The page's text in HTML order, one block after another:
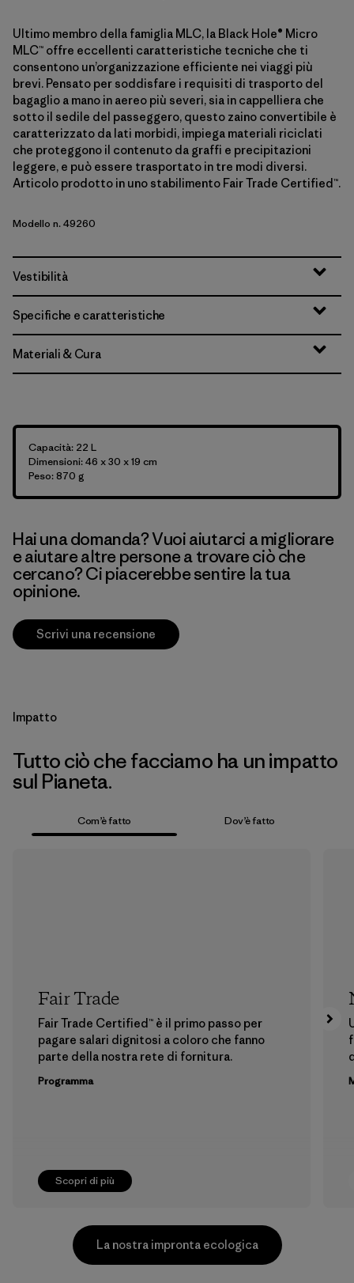
Ultimo membro della famiglia MLC, la Black Hole® Micro
MLC™ offre eccellenti caratteristiche tecniche che ti
consentono un’organizzazione efficiente nei viaggi più
brevi. Pensato per soddisfare i requisiti di trasporto del
bagaglio a mano in aereo più severi, sia in cappelliera che
sotto il sedile del passeggero, questo zaino convertibile è
caratterizzato da lati morbidi, impiega materiali riciclati
che proteggono il contenuto da graffi e precipitazioni
leggere, e può essere trasportato in tre modi diversi.
Articolo prodotto in uno stabilimento Fair Trade Certified™.
Modello n. 49260
Vestibilità
Specifiche e caratteristiche
Materiali & Cura
Capacità: 22 L
Dimensioni: 46 x 30 x 19 cm
Peso: 870 g
Hai una domanda? Vuoi aiutarci a migliorare
e aiutare altre persone a trovare ciò che
cercano? Ci piacerebbe sentire la tua
opinione.
Scrivi una recensione
Impatto
Tutto ciò che facciamo ha un impatto
sul Pianeta.
Com’è fatto Dov’è fatto
Scopri di più
Fair Trade
Fair Trade Certified™ è il primo passo per
pagare salari dignitosi a coloro che fanno
parte della nostra rete di fornitura.
Programma
La nostra impronta ecologica